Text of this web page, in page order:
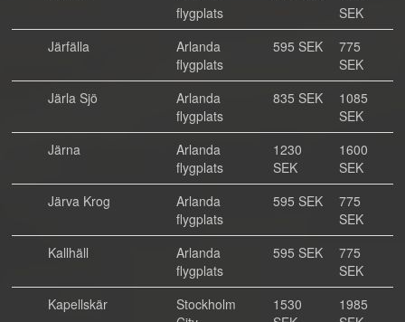
flygplats
SEK
Järfälla
Arlanda
flygplats
595 SEK
775
SEK
Järla Sjö
Arlanda
flygplats
835 SEK
1085
SEK
Järna
Arlanda
flygplats
1230
SEK
1600
SEK
Järva Krog
Arlanda
flygplats
595 SEK
775
SEK
Kallhäll
Arlanda
flygplats
595 SEK
775
SEK
Kapellskär
Stockholm
1530
1985